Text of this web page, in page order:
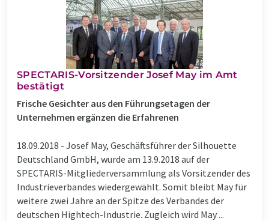
SPECTARIS-Vorsitzender Josef May im Amt
bestätigt
Frische Gesichter aus den Führungsetagen der
Unternehmen ergänzen die Erfahrenen
18.09.2018 - Josef May, Geschäftsführer der Silhouette
Deutschland GmbH, wurde am 13.9.2018 auf der
SPECTARIS-Mitgliederversammlung als Vorsitzender des
Industrieverbandes wiedergewählt. Somit bleibt May für
weitere zwei Jahre an der Spitze des Verbandes der
deutschen Hightech-Industrie. Zugleich wird May ...